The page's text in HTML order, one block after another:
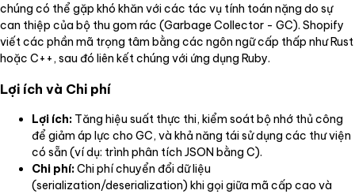
chúng có thể gặp khó khăn với các tác vụ tính toán nặng do sự
can thiệp của bộ thu gom rác (Garbage Collector - GC). Shopify
viết các phần mã trọng tâm bằng các ngôn ngữ cấp thấp như Rust
hoặc C++, sau đó liên kết chúng với ứng dụng Ruby.
Lợi ích và Chi phí
Lợi ích: Tăng hiệu suất thực thi, kiểm soát bộ nhớ thủ công
để giảm áp lực cho GC, và khả năng tái sử dụng các thư viện
có sẵn (ví dụ: trình phân tích JSON bằng C).
Chi phí:Chi phí chuyển đổi dữ liệu
(serialization/deserialization) khi gọi giữa mã cấp cao và